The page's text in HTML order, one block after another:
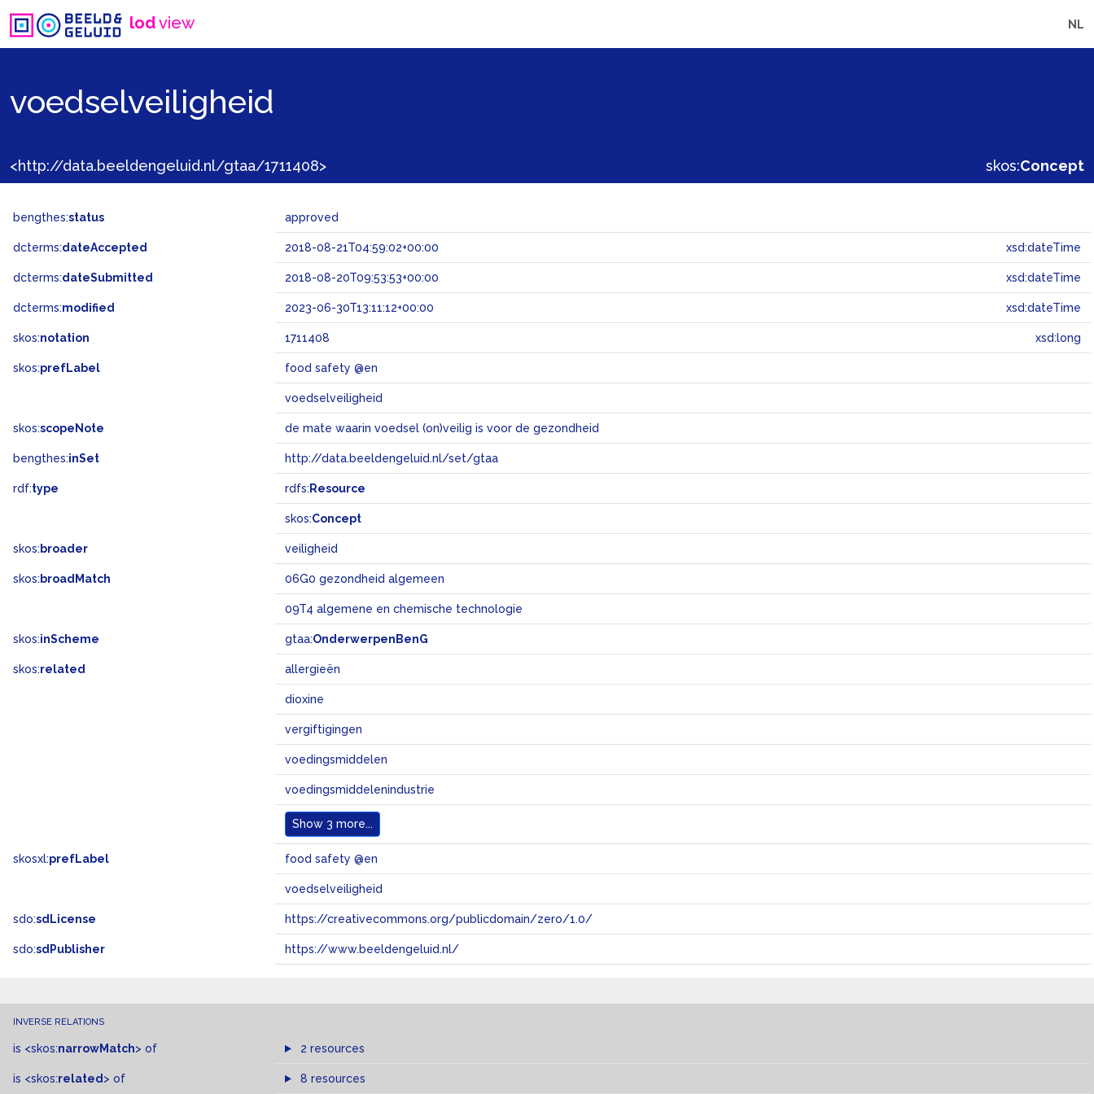
lodview NL
voedselveiligheid
<http://data.beeldengeluid.nl/gtaa/1711408> skos:Concept
bengthes:status approved
dcterms:dateAccepted 2018-08-21T04:59:02+00:00 xsd:dateTime
dcterms:dateSubmitted 2018-08-20T09:53:53+00:00 xsd:dateTime
dcterms:modified 2023-06-30T13:11:12+00:00 xsd:dateTime
skos:notation 1711408 xsd:long
skos:prefLabel food safety @en
voedselveiligheid
skos:scopeNote de mate waarin voedsel (on)veilig is voor de gezondheid
bengthes:inSet http://data.beeldengeluid.nl/set/gtaa
rdf:type rdfs: Resource
skos:Concept
skos: broader veiligheid
skos: broadMatch 06G0 gezondheid algemeen
09T4 algemene en chemische technologie
skos:inScheme gtaa:OnderwerpenBenG
skos:related allergieën
dioxine
vergiftigingen
voedingsmiddelen
voedingsmiddelenindustrie
Show 3 more...
skosxl:prefLabel food safety @en
voedselveiligheid
sdo:sdLicense https://creativecommons.org/publicdomain/zero/1.0/
sdo:sdPublisher https://www.beeldengeluid.nl/
INVERSE RELATIONS
is <skos:narrowMatch> of 2 resources
is <skos:related > of 8 resources